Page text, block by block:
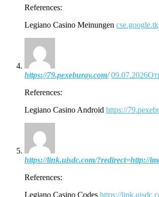
References:
Legiano Casino Meinungen cse.google.tk
https://79.pexeburay.com/ 09.07.2026
References:
Legiano Casino Android https://
https://link.uisdc.com/?redirect=http://
References:
Legiano Casino Codes https://